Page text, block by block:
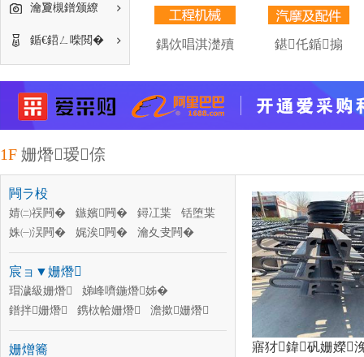
瀹夐槻鐠颁繚
鍎€鍣ㄥ喍閲�
搧濂借波 鍝佽唱淇濋殰 鍖仛鍎搧 瀵﹀
1F 姗熸瑷倷
闁ラ杸
婧㈡祦闁� 鏃嬪闁� 鐞冮枼
铦堕枼
姝㈠洖闁�
娓涘闁�
瀹夊叏闁�
鐤忔按闁�
瑾跨瘈闁�
搴曢枼
鎺掓薄闁�
宸ョ▼姗熸
瑁濊級姗熸
娣峰嚌鍦熸姊�
鐠拌姗熸
鎸栨帢姗熸
澹撳姗熸
璧烽噸姗�
娣峰嚌鍦熸车杌�
妯佸伐姗熸
姗熷簥